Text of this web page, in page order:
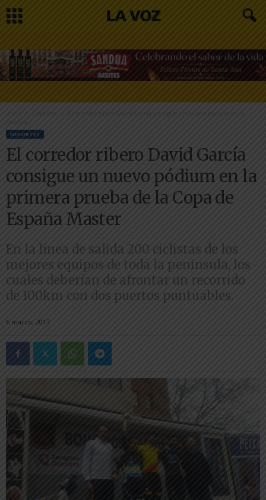
Inicio
El corredor ribero David García consigue un nuevo pódium en la
primera...
DEPORTES
El corredor ribero David García
consigue un nuevo pódium en la
primera prueba de la Copa de
España Master
En la línea de salida 200 ciclistas de los
mejores equipos de toda la peninsula, los
cuales deberían de afrontar un recorrido
de 100km con dos puertos puntuables.
6 marzo, 2017